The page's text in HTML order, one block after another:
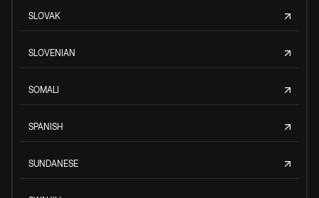
SLOVAK
SLOVENIAN
SOMALI
SPANISH
SUNDANESE